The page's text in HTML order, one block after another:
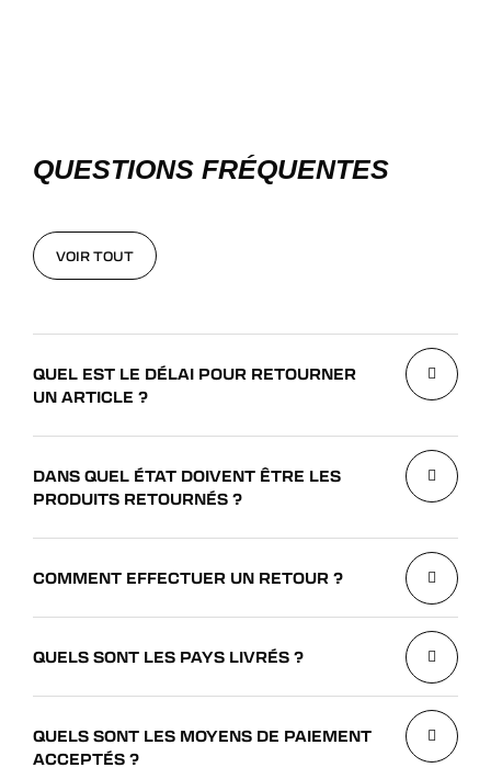
QUESTIONS FRÉQUENTES
VOIR TOUT
QUEL EST LE DÉLAI POUR RETOURNER
UN ARTICLE ?
DANS QUEL ÉTAT DOIVENT ÊTRE LES
PRODUITS RETOURNÉS ?
COMMENT EFFECTUER UN RETOUR ?
QUELS SONT LES PAYS LIVRÉS ?
QUELS SONT LES MOYENS DE PAIEMENT
ACCEPTÉS ?